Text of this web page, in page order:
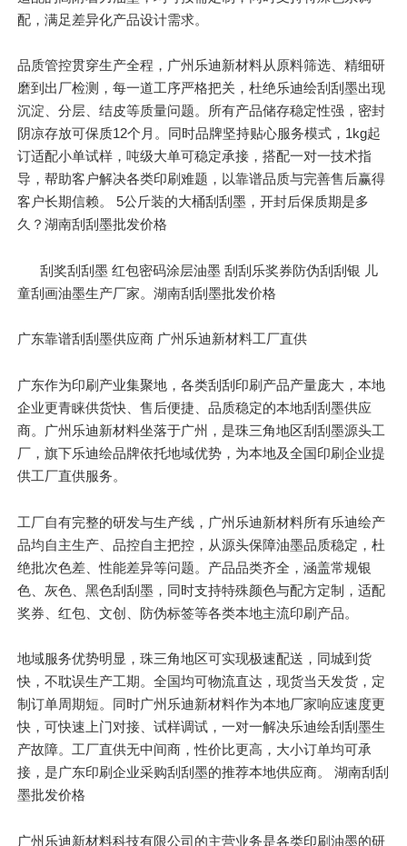
配，满足差异化产品设计需求。
品质管控贯穿生产全程，广州乐迪新材料从原料筛选、精细研
磨到出厂检测，每一道工序严格把关，杜绝乐迪绘刮刮墨出现
沉淀、分层、结皮等质量问题。所有产品储存稳定性强，密封
阴凉存放可保质12个月。同时品牌坚持贴心服务模式，1kg起
订适配小单试样，吨级大单可稳定承接，搭配一对一技术指
导，帮助客户解决各类印刷难题，以靠谱品质与完善售后赢得
客户长期信赖。 5公斤装的大桶刮刮墨，开封后保质期是多
久？湖南刮刮墨批发价格
刮奖刮刮墨 红包密码涂层油墨 刮刮乐奖券防伪刮刮银 儿
童刮画油墨生产厂家。湖南刮刮墨批发价格
广东靠谱刮刮墨供应商 广州乐迪新材料工厂直供
广东作为印刷产业集聚地，各类刮刮印刷产品产量庞大，本地
企业更青睐供货快、售后便捷、品质稳定的本地刮刮墨供应
商。广州乐迪新材料坐落于广州，是珠三角地区刮刮墨源头工
厂，旗下乐迪绘品牌依托地域优势，为本地及全国印刷企业提
供工厂直供服务。
工厂自有完整的研发与生产线，广州乐迪新材料所有乐迪绘产
品均自主生产、品控自主把控，从源头保障油墨品质稳定，杜
绝批次色差、性能差异等问题。产品品类齐全，涵盖常规银
色、灰色、黑色刮刮墨，同时支持特殊颜色与配方定制，适配
奖券、红包、文创、防伪标签等各类本地主流印刷产品。
地域服务优势明显 ，珠三角地区可实现极速配送，同城到货
快，不耽误生产工期。全国均可物流直达，现货当天发货，定
制订单周期短。同时广州乐迪新材料作为本地厂家响应速度更
快，可快速上门对接、试样调试，一对一解决乐迪绘刮刮墨生
产故障。工厂直供无中间商，性价比更高，大小订单均可承
接，是广东印刷企业采购刮刮墨的推荐本地供应商。 湖南刮刮
墨批发价格
广州乐迪新材料科技有限公司的主营业务是各类印刷油墨的研